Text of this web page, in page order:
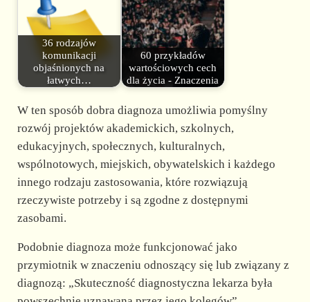
36 rodzajów
komunikacji
objaśnionych na
łatwych…
60 przykładów
wartościowych cech
dla życia - Znaczenia
W ten sposób dobra diagnoza umożliwia pomyślny
rozwój projektów akademickich, szkolnych,
edukacyjnych, społecznych, kulturalnych,
wspólnotowych, miejskich, obywatelskich i każdego
innego rodzaju zastosowania, które rozwiązują
rzeczywiste potrzeby i są zgodne z dostępnymi
zasobami.
Podobnie diagnoza może funkcjonować jako
przymiotnik w znaczeniu odnoszący się lub związany z
diagnozą: „Skuteczność diagnostyczna lekarza była